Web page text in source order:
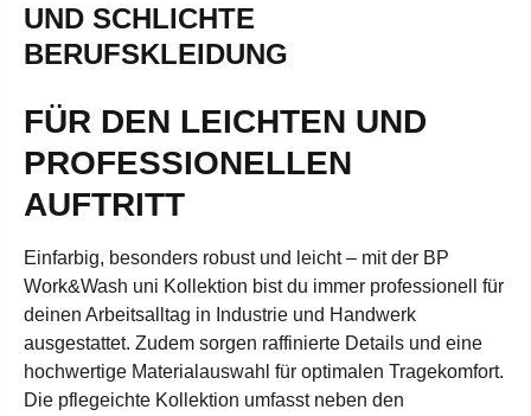
UND SCHLICHTE
BERUFSKLEIDUNG
FÜR DEN LEICHTEN UND
PROFESSIONELLEN
AUFTRITT
Einfarbig, besonders robust und leicht – mit der BP
Work&Wash uni Kollektion bist du immer professionell für
deinen Arbeitsalltag in Industrie und Handwerk
ausgestattet. Zudem sorgen raffinierte Details und eine
hochwertige Materialauswahl für optimalen Tragekomfort.
Die pflegeichte Kollektion umfasst neben den